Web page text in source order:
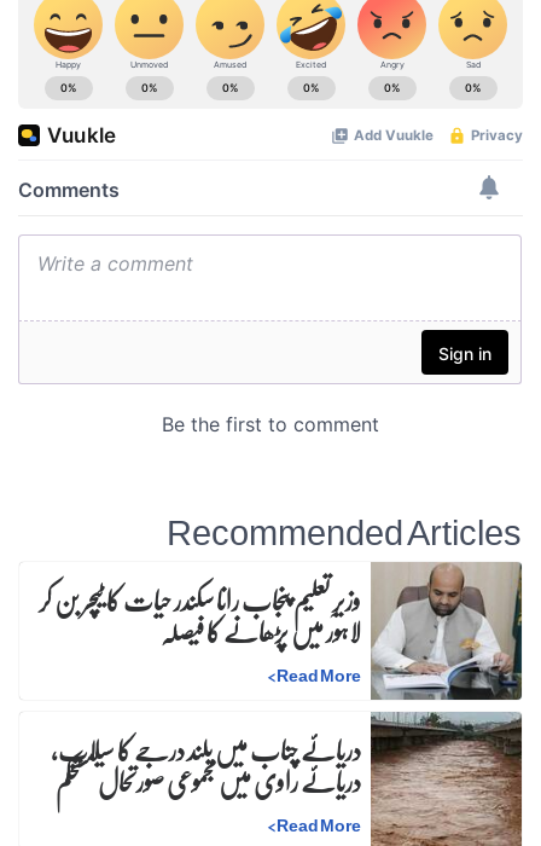
Recommended Articles
وزیرِ تعلیم پنجاب رانا سکندر حیات کا ٹیچر بن کر
لاہور میں پڑھانے کا فیصلہ
Read More
>
دریائے چناب میں بلند درجے کا سیلاب،
دریائے راوی میں مجموعی صورتحال مستحکم
Read More
>